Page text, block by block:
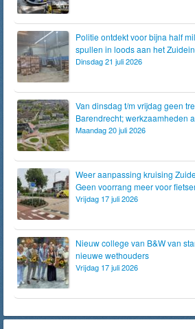
Politie ontdekt voor bijna half
spullen in loods aan het
Dinsdag 21 juli 2026
Van dinsdag t/m vrijdag geen
Barendrecht; werkzaamheden
Maandag 20 juli 2026
Weer aanpassing kruising
Geen voorrang meer voor
Vrijdag 17 juli 2026
Nieuw college van B&W van
nieuwe wethouders
Vrijdag 17 juli 2026